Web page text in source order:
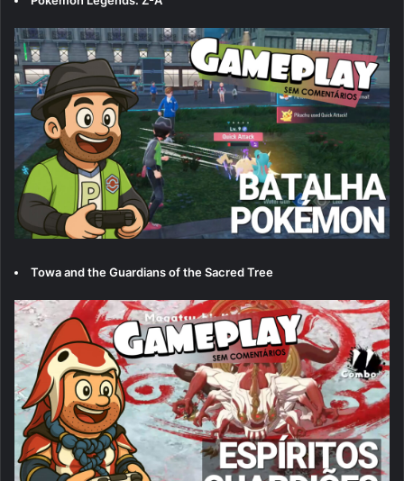
Towa and the Guardians of the Sacred Tree